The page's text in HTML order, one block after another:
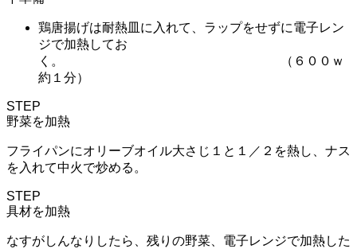
鶏唐揚げは耐熱皿に入れて、ラップをせずに電子レン
ジで加熱してお
く。 （６００ｗ
約１分）
STEP
野菜を加熱
フライパンにオリーブオイル大さじ１と１／２を熱し、ナス
を入れて中火で炒める。
STEP
具材を加熱
なすがしんなりしたら、残りの野菜、電子レンジで加熱した